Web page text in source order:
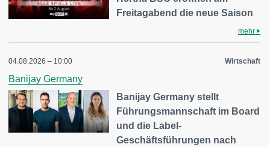
Freitagabend die neue Saison
mehr
04.08.2026 – 10:00 Wirtschaft
Banijay Germany
Banijay Germany stellt
Führungsmannschaft im Board
und die Label-
Geschäftsführungen nach